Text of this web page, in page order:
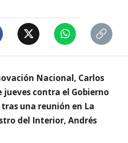
Nacional, Carlos
contra el Gobierno
una reunión en La
del Interior, Andrés